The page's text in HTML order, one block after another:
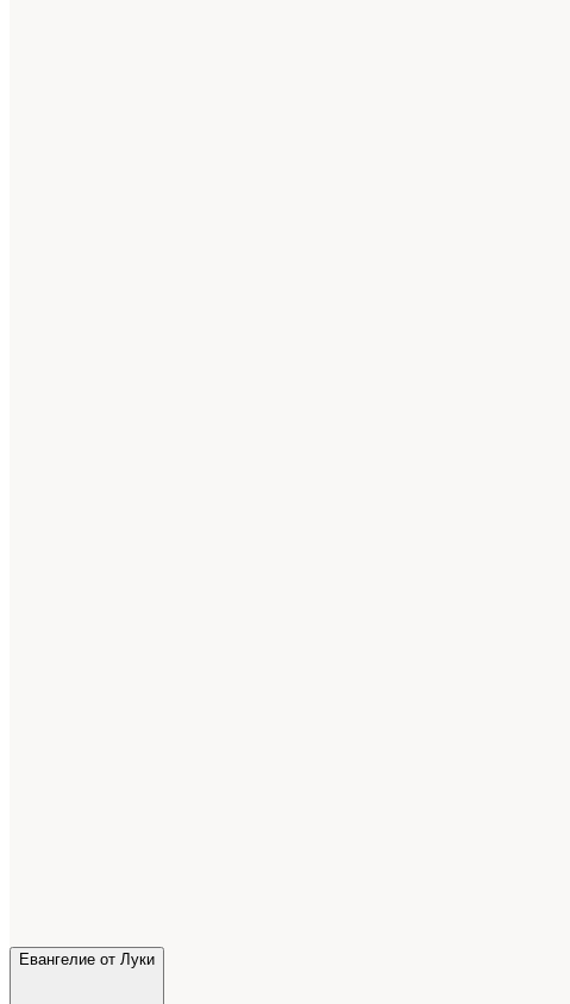
Евангелие от Луки